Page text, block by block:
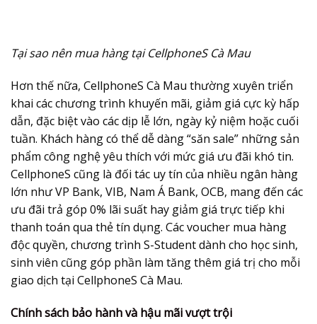
Tại sao nên mua hàng tại CellphoneS Cà Mau
Hơn thế nữa, CellphoneS Cà Mau thường xuyên triển
khai các chương trình khuyến mãi, giảm giá cực kỳ hấp
dẫn, đặc biệt vào các dịp lễ lớn, ngày kỷ niệm hoặc cuối
tuần. Khách hàng có thể dễ dàng “săn sale” những sản
phẩm công nghệ yêu thích với mức giá ưu đãi khó tin.
CellphoneS cũng là đối tác uy tín của nhiều ngân hàng
lớn như VP Bank, VIB, Nam Á Bank, OCB, mang đến các
ưu đãi trả góp 0% lãi suất hay giảm giá trực tiếp khi
thanh toán qua thẻ tín dụng. Các voucher mua hàng
độc quyền, chương trình S-Student dành cho học sinh,
sinh viên cũng góp phần làm tăng thêm giá trị cho mỗi
giao dịch tại CellphoneS Cà Mau.
Chính sách bảo hành và hậu mãi vượt trội